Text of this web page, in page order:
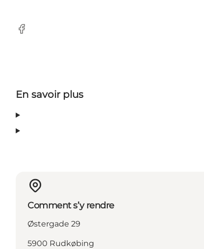
Facebook
En savoir plus
Comment s’y rendre
Østergade 29
5900 Rudkøbing